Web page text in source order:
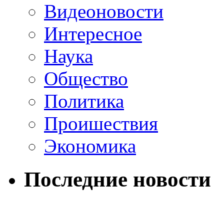
Видеоновости
Интересное
Наука
Общество
Политика
Проишествия
Экономика
Последние новости